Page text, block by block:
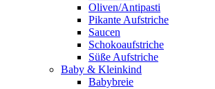
Oliven/Antipasti
Pikante Aufstriche
Saucen
Schokoaufstriche
Süße Aufstriche
Baby & Kleinkind
Babybreie